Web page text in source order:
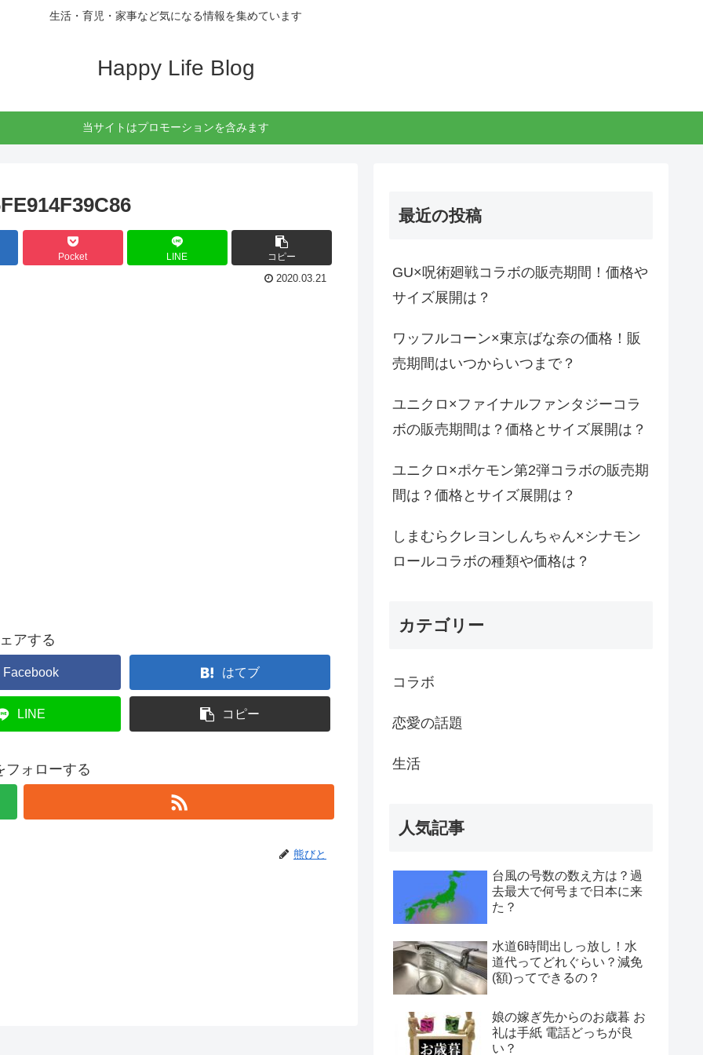
生活・育児・家事など気になる情報を集めています
Happy Life Blog
当サイトはプロモーションを含みます
Pocket LINE コピー
2020.03.21
アする
Facebook はてブ
LINE コピー
フォローする
熊びと
最近の投稿
GU×呪術廻戦コラボの販売期間！価格や
サイズ展開は？
ワッフルコーン×東京ばな奈の価格！販
売期間はいつからいつまで？
ユニクロ×ファイナルファンタジーコラ
ボの販売期間は？価格とサイズ展開は？
ユニクロ×ポケモン第2弾コラボの販売期
間は？価格とサイズ展開は？
しまむらクレヨンしんちゃん×シナモン
ロールコラボの種類や価格は？
カテゴリー
コラボ
恋愛の話題
生活
人気記事
台風の号数の数え方は？過
去最大で何号まで日本に来
た？
水道6時間出しっ放し！水
道代ってどれぐらい？減免
(額)ってできるの？
娘の嫁ぎ先からのお歳暮 お
礼は手紙 電話どっちが良
い？